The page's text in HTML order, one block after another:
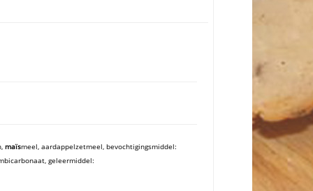
maïsmeel, aardappelzetmeel, bevochtigingsmiddel:
geleermiddel: